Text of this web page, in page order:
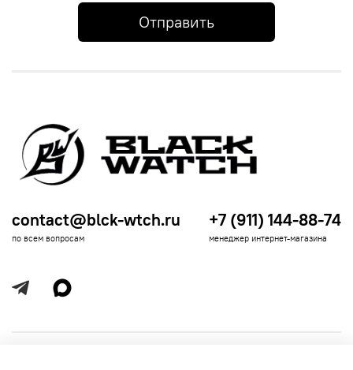
Отправить
contact@blck-wtch.ru
по всем вопросам
+7 (911) 144-88-74
менеджер интернет-магазина